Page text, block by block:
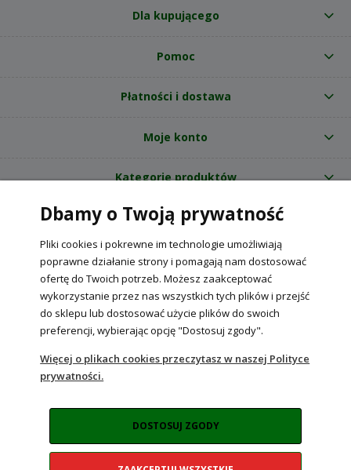
Dla kupującego
Pomoc
Płatności i dostawa
Moje konto
Kategorie produktów
O nas
Internetowy sklep ogrodniczy z nasionami RajOgrodnika.pl
NIP: 6090037061, REGON: 260240470 | Czarnca, ul. Tęczowa 31, 29-100
POKAŻ PEŁNĄ WERSJĘ STRONY
Sklep internetowy Shoper Premium
Dbamy o Twoją prywatność
Pliki cookies i pokrewne im technologie umożliwiają
poprawne działanie strony i pomagają nam dostosować
ofertę do Twoich potrzeb. Możesz zaakceptować
wykorzystanie przez nas wszystkich tych plików i przejść
do sklepu lub dostosować użycie plików do swoich
preferencji, wybierając opcję "Dostosuj zgody".
Więcej o plikach cookies przeczytasz w naszej Polityce
prywatności.
DOSTOSUJ ZGODY